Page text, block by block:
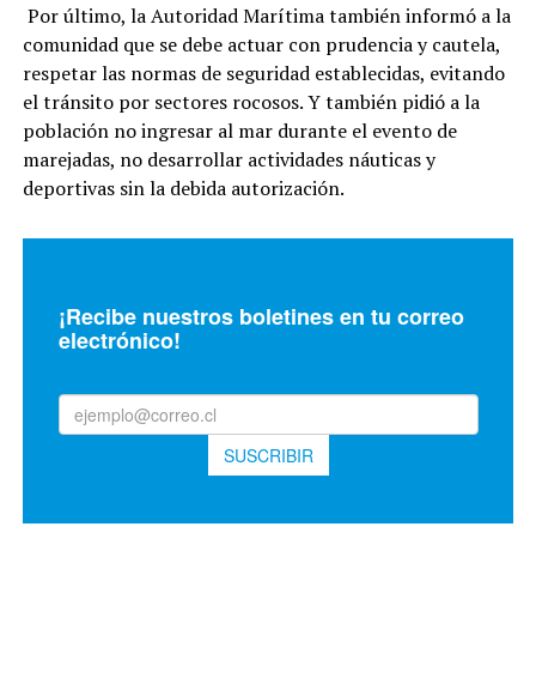
Por último, la Autoridad Marítima también informó a la
comunidad que se debe actuar con prudencia y cautela,
respetar las normas de seguridad establecidas, evitando
el tránsito por sectores rocosos. Y también pidió a la
población no ingresar al mar durante el evento de
marejadas, no desarrollar actividades náuticas y
deportivas sin la debida autorización.